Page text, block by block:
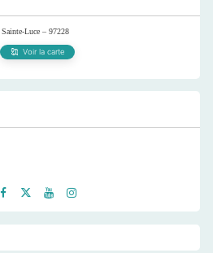
Sainte-Luce – 97228
Voir la carte